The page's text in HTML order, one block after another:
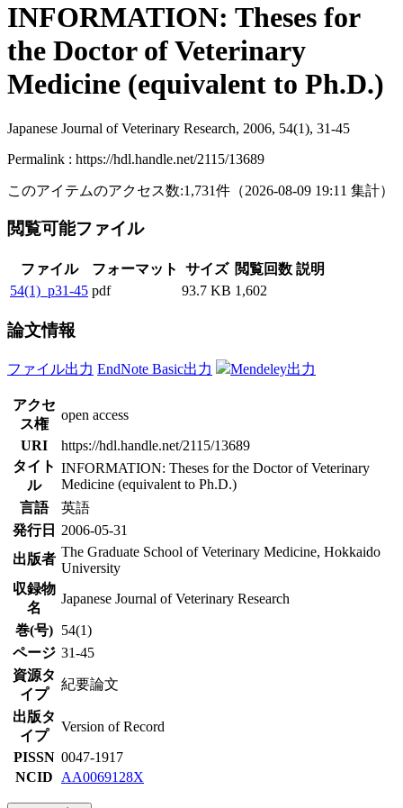
INFORMATION: Theses for
the Doctor of Veterinary
Medicine (equivalent to Ph.D.)
Japanese Journal of Veterinary Research, 2006, 54(1), 31-45
Permalink : https://hdl.handle.net/2115/13689
このアイテムのアクセス数:1,731件 （2026-08-09 19:11 集計）
閲覧可能ファイル
ファイル フォーマット サイズ 閲覧回数 説明
54(1)_p31-45 pdf 93.7 KB 1,602
論文情報
ファイル出力 EndNote Basic出力 Mendeley出力
アクセ
ス権
open access
URI
https://hdl.handle.net/2115/13689
タイト
ル
INFORMATION: Theses for the Doctor of Veterinary
Medicine (equivalent to Ph.D.)
言語
英語
発行日
2006-05-31
出版者 The Graduate School of Veterinary Medicine, Hokkaido
University
収録物
名
Japanese Journal of Veterinary Research
巻(号)
54(1)
ページ 31-45
資源タ
イプ
紀要論文
出版タ
イプ
Version of Record
PISSN 0047-1917
NCID
AA0069128X